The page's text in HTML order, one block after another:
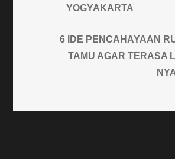
YOGYAKARTA
6 IDE PENCAHAYAAN
TAMU AGAR TERASA